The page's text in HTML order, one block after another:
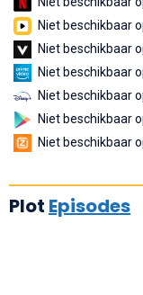
Niet beschikbaar
Niet beschikbaar
Niet beschikbaar
Niet beschikbaar
Niet beschikbaar
Niet beschikbaar
Plot Episodes